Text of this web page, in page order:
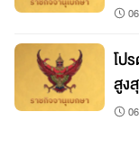
โป
สูง